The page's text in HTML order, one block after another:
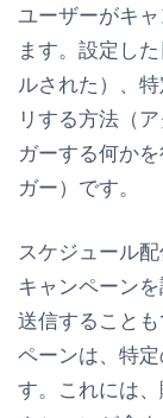
ユーザーがキ
ます。設定し
ルされた）、
リする方法（
ガーする何か
ガー）です。
スケジュール
キャンペーン
送信すること
ペーンは、特
す。これには